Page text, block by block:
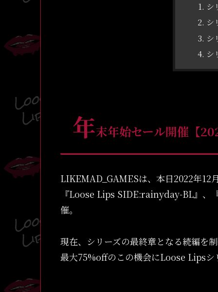
シ
シ
シ
シ
年末年始セール開催【
LIKEMAD_GAMESは、本日2022年
『Loose Lips SIDE:rainyday-BL』
催。
現在、シリーズの最終章となる続編を
最大75%offのこの機会にLoose Lipsシ